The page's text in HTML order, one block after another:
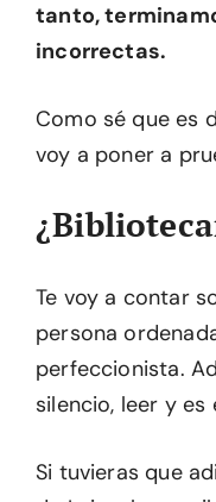
tanto,
incorrectas.
Como sé que es
voy a poner a
Te voy a contar
persona
perfeccionista.
silencio, leer y
Si tuvieras que